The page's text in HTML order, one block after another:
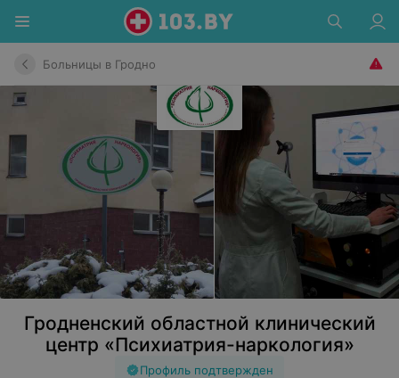
Больницы в Гродно
Гродненский областной клинический
центр «Психиатрия-наркология»
Профиль подтвержден